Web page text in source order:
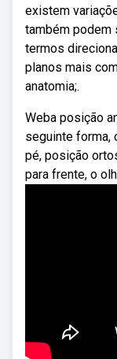
existem
também podem
termos
planos mais
anatomia;.
Weba posição
seguinte forma,
pé, posição
para frente, o